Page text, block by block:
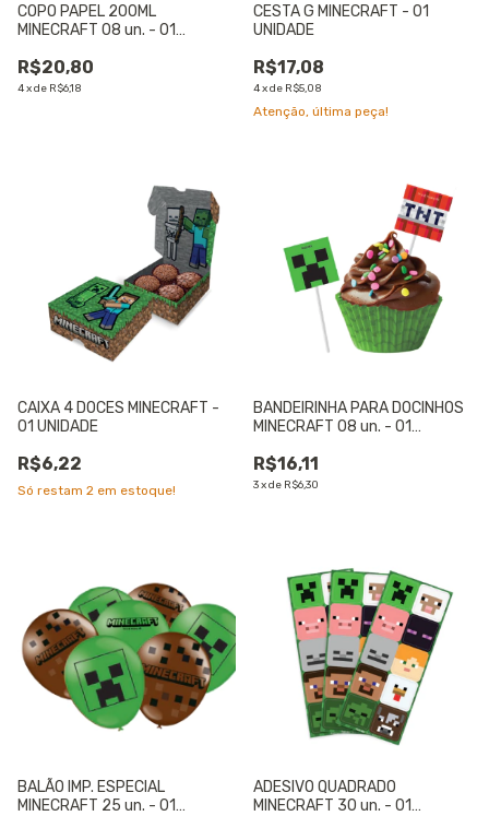
COPO PAPEL 200ML
MINECRAFT 08 un. - 01
R$20,80
4xde R$6,18
CESTA G MINECRAFT - 01
UNIDADE
R$17,08
4xde R$5,08
Atenção, última peça!
CAIXA 4 DOCES MINECRAFT -
01 UNIDADE
R$6,22
Só restam 2 em estoque!
BANDEIRINHA PARA DOCINHOS
MINECRAFT 08 un. - 01
R$16,11
3xde R$6,30
BALÃO IMP. ESPECIAL
MINECRAFT 25 un. - 01
ADESIVO QUADRADO
MINECRAFT 30 un. - 01